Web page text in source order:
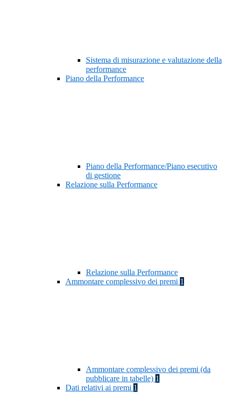
Sistema di misurazione e valutazione della
performance
Piano della Performance
Piano della Performance/Piano esecutivo
di gestione
Relazione sulla Performance
Relazione sulla Performance
Ammontare complessivo dei premi 1
Ammontare complessivo dei premi (da
pubblicare in tabelle) 1
Dati relativi ai premi 1